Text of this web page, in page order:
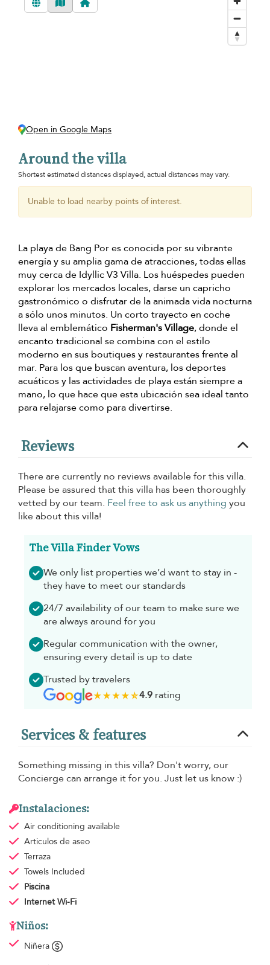
Open in Google Maps
Around the villa
Shortest estimated distances displayed, actual distances may vary.
Unable to load nearby points of interest.
La playa de Bang Por es conocida por su vibrante
energía y su amplia gama de atracciones, todas ellas
muy cerca de Idyllic V3 Villa. Los huéspedes pueden
explorar los mercados locales, darse un capricho
gastronómico o disfrutar de la animada vida nocturna
a sólo unos minutos. Un corto trayecto en coche
lleva al emblemático Fisherman's Village, donde el
encanto tradicional se combina con el estilo
moderno en sus boutiques y restaurantes frente al
mar. Para los que buscan aventura, los deportes
acuáticos y las actividades de playa están siempre a
mano, lo que hace que esta ubicación sea ideal tanto
para relajarse como para divertirse.
Reviews
There are currently no reviews available for this villa.
Please be assured that this villa has been thoroughly
vetted by our team. Feel free to ask us anything you
like about this villa!
The Villa Finder Vows
We only list properties we’d want to stay in -
they have to meet our standards
24/7 availability of our team to make sure we
are always around for you
Regular communication with the owner,
ensuring every detail is up to date
Trusted by travelers
4.9rating
Services & features
Something missing in this villa? Don't worry, our
Concierge can arrange it for you. Just let us know :)
Instalaciones:
Air conditioning available
Articulos de aseo
Terraza
Towels Included
Piscina
Internet Wi-Fi
Niños:
Niñera